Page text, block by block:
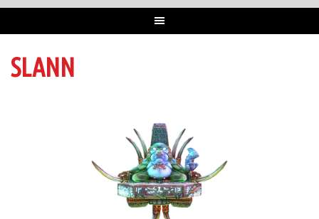
SLANN